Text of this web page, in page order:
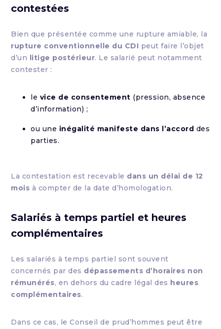
contestées
Bien que présentée comme une rupture amiable, la
rupture conventionnelle du CDI peut faire l’objet
d’un litige postérieur. Le salarié peut notamment
contester :
le vice de consentement (pression, absence
d’information) ;
ou une inégalité manifeste dans l’accord des
parties.
La contestation est recevable dans un délai de 12
mois à compter de la date d’homologation.
Salariés à temps partiel et heures
complémentaires
Les salariés à temps partiel sont souvent
concernés par des dépassements d’horaires non
rémunérés, en dehors du cadre légal des heures
complémentaires.
Dans ce cas, le Conseil de prud’hommes peut être